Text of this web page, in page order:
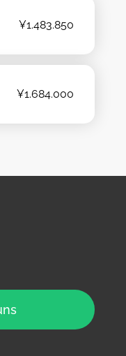
¥1.483.850
¥1.684.000